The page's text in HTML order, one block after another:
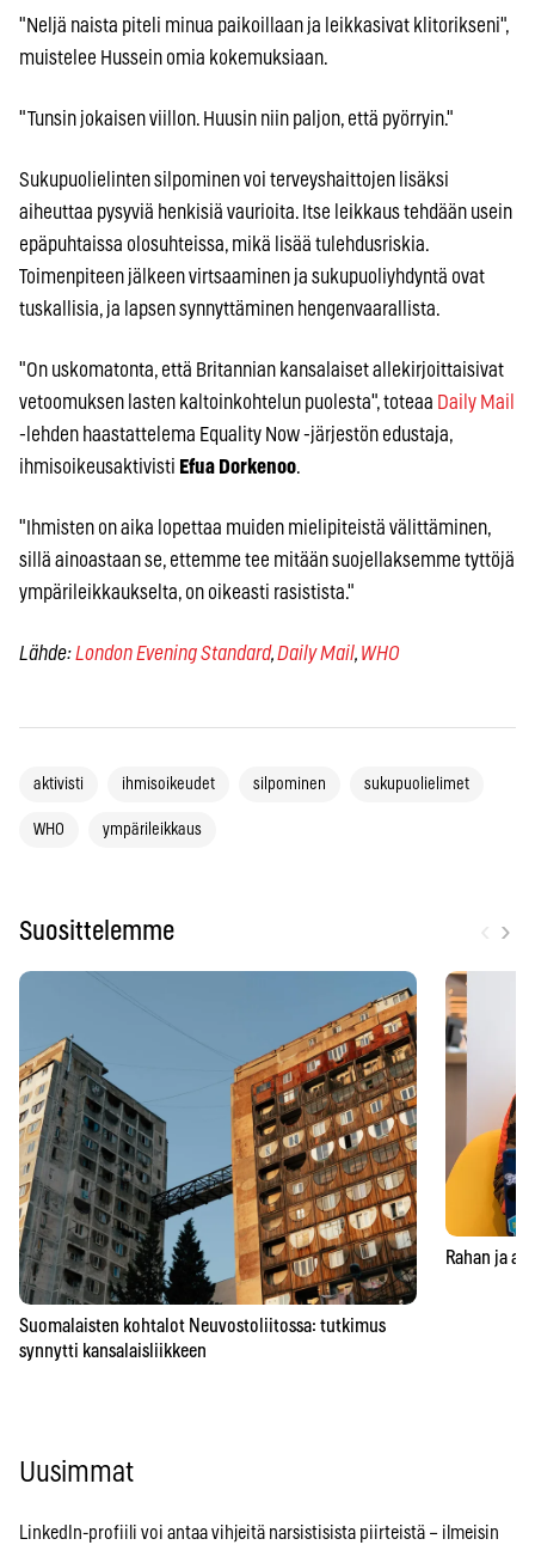
"Neljä naista piteli minua paikoillaan ja leikkasivat klitorikseni",
muistelee Hussein omia kokemuksiaan.
"Tunsin jokaisen viillon. Huusin niin paljon, että pyörryin."
Sukupuolielinten silpominen voi terveyshaittojen lisäksi
aiheuttaa pysyviä henkisiä vaurioita. Itse leikkaus tehdään usein
epäpuhtaissa olosuhteissa, mikä lisää tulehdusriskia.
Toimenpiteen jälkeen virtsaaminen ja sukupuoliyhdyntä ovat
tuskallisia, ja lapsen synnyttäminen hengenvaarallista.
"On uskomatonta, että Britannian kansalaiset allekirjoittaisivat
vetoomuksen lasten kaltoinkohtelun puolesta", toteaa Daily Mail
-lehden haastattelema Equality Now -järjestön edustaja,
ihmisoikeusaktivisti Efua Dorkenoo.
"Ihmisten on aika lopettaa muiden mielipiteistä välittäminen,
sillä ainoastaan se, ettemme tee mitään suojellaksemme tyttöjä
ympärileikkaukselta, on oikeasti rasistista."
Lähde:London Evening Standard,Daily Mail, WHO
aktivisti ihmisoikeudet silpominen sukupuolielimet
WHO ympärileikkaus
Suosittelemme ›
Suomalaisten kohtalot Neuvostoliitossa: tutkimus
synnytti kansalaisliikkeen
Rahan ja
Uusimmat
LinkedIn-profiili voi antaa vihjeitä narsistisista piirteistä – ilmeisin